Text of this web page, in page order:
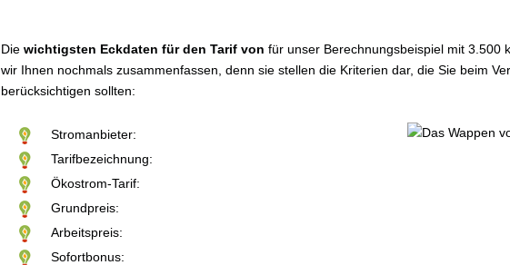
Die wichtigsten Eckdaten für den Tarif von für unser Berechnungsbeispiel mit 3.500
wir Ihnen nochmals zusammenfassen, denn sie stellen die Kriterien dar, die Sie beim
berücksichtigen sollten:
Stromanbieter:
Tarifbezeichnung:
Ökostrom-Tarif:
Grundpreis:
Arbeitspreis:
Sofortbonus: